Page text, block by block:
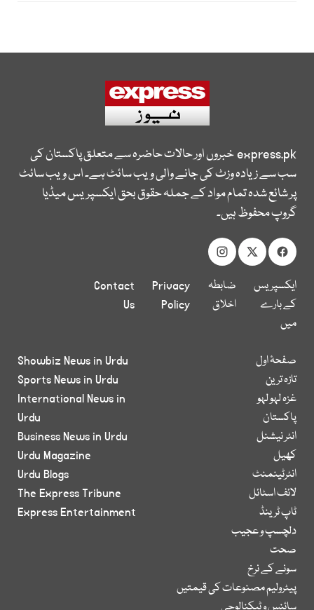
express.pkخبروں اور حالات حاضرہ سے متعلق پاکستان کی
سب سے زیادہ وزٹ کی جانے والی ویب سائٹ ہے۔ اس ویب سائٹ
پر شائع شدہ تمام مواد کے جملہ حقوق بحق ایکسپریس میڈیا
گروپ محفوظ ہیں۔
ایکسپریس
کے بارے
میں
ضابطہ
اخلاق
Privacy
Policy
Contact
Us
صفحۂ اول
تازہ ترین
غزہ لہو لہو
پاکستان
انٹر نیشنل
کھیل
انٹرٹینمنٹ
لائف اسٹائل
ٹاپ ٹرینڈ
دلچسپ و عجیب
صحت
سونے کے نرخ
پیٹرولیم مصنوعات کی قیمتیں
Showbiz News in Urdu
Sports News in Urdu
International News in
Urdu
Business News in Urdu
Urdu Magazine
Urdu Blogs
The Express Tribune
Express Entertainment